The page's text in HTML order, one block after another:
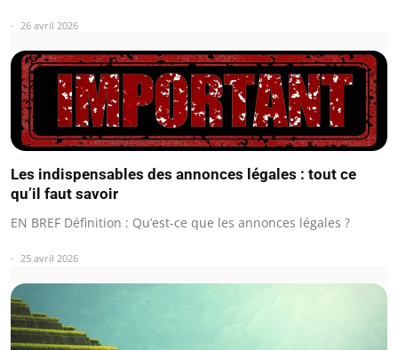
26 avril 2026
Les indispensables des annonces légales : tout ce
qu’il faut savoir
EN BREF Définition : Qu’est-ce que les annonces légales ?
25 avril 2026